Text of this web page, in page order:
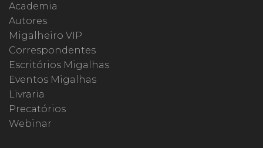
Academia
Autores
Migalheiro VIP
Correspondentes
Escritórios Migalhas
Eventos Migalhas
Livraria
Precatórios
Webinar